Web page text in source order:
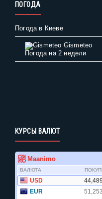
ПОГОДА
Погода в Киеве
Gismeteo
Погода на 2 недели
КУРСЫ ВАЛЮТ